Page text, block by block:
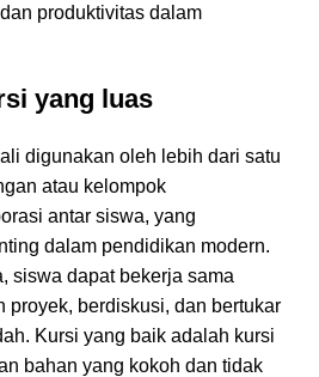
produktivitas dalam
yang luas
digunakan oleh lebih dari satu
atau kelompok
antar siswa, yang
dalam pendidikan modern.
siswa dapat bekerja sama
proyek, berdiskusi, dan bertukar
Kursi yang baik adalah kursi
bahan yang kokoh dan tidak